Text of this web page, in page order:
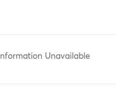
Information Unavailable